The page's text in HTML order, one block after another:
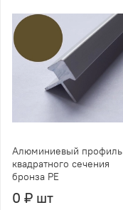
Алюминиевый профиль
квадратного сечения
бронза PE
0 ₽ шт